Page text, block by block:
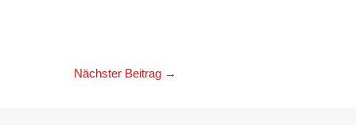
Nächster Beitrag →